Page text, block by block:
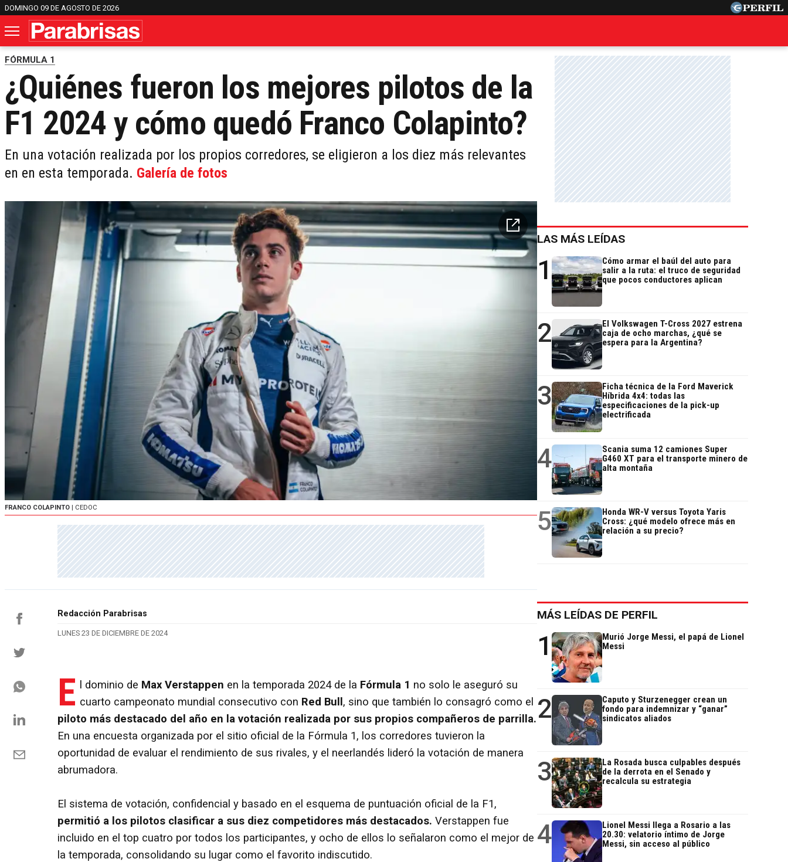
DOMINGO 09 DE AGOSTO DE 2026
FÓRMULA 1
¿Quiénes fueron los mejores pilotos de la
F1 2024 y cómo quedó Franco Colapinto?
En una votación realizada por los propios corredores, se eligieron a los diez más relevantes
en en esta temporada. Galería de fotos
FRANCO COLAPINTO | CEDOC
Redacción Parabrisas
LUNES 23 DE DICIEMBRE DE 2024
E l dominio de Max Verstappen en la temporada 2024 de la Fórmula 1 no solo le aseguró su
cuarto campeonato mundial consecutivo con Red Bull, sino que también lo consagró como el
piloto más destacado del año en la votación realizada por sus propios compañeros de parrilla.
En una encuesta organizada por el sitio oficial de la Fórmula 1, los corredores tuvieron la
oportunidad de evaluar el rendimiento de sus rivales, y el neerlandés lideró la votación de manera
abrumadora.
El sistema de votación, confidencial y basado en el esquema de puntuación oficial de la F1,
permitió a los pilotos clasificar a sus diez competidores más destacados. Verstappen fue
incluido en el top cuatro por todos los participantes, y ocho de ellos lo señalaron como el mejor de
la temporada, consolidando su lugar como el favorito indiscutido.
LAS MÁS LEÍDAS
1
Cómo armar el baúl del auto para
salir a la ruta: el truco de seguridad
que pocos conductores aplican
2
El Volkswagen T-Cross 2027 estrena
caja de ocho marchas, ¿qué se
espera para la Argentina?
3
Ficha técnica de la Ford Maverick
Híbrida 4x4: todas las
especificaciones de la pick-up
electrificada
4
Scania suma 12 camiones Super
G460 XT para el transporte minero de
alta montaña
5
Honda WR-V versus Toyota Yaris
Cross: ¿qué modelo ofrece más en
relación a su precio?
MÁS LEÍDAS DE PERFIL
1
Murió Jorge Messi, el papá de Lionel
Messi
2
Caputo y Sturzenegger crean un
fondo para indemnizar y “ganar”
sindicatos aliados
3
La Rosada busca culpables después
de la derrota en el Senado y
recalcula su estrategia
4
Lionel Messi llega a Rosario a las
20.30: velatorio íntimo de Jorge
Messi, sin acceso al público